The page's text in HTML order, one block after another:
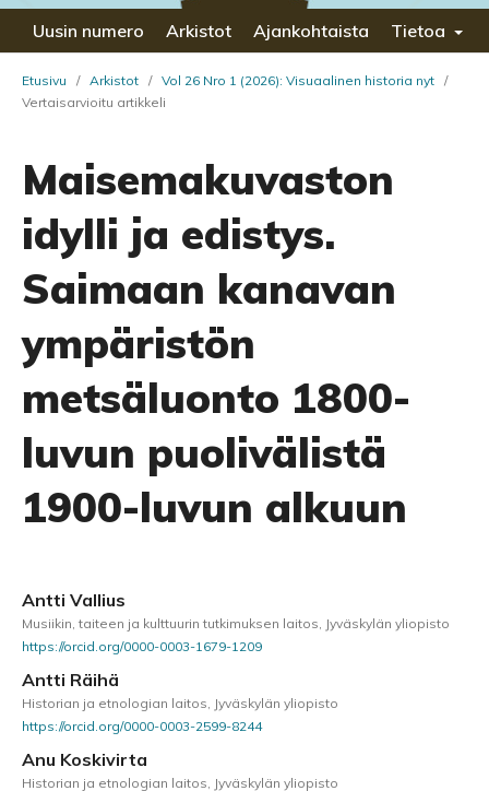
Uusin numero Arkistot Ajankohtaista Tietoa
Etusivu / Arkistot / Vol 26 Nro 1 (2026): Visuaalinen historia nyt /
Vertaisarvioitu artikkeli
Maisemakuvaston
idylli ja edistys.
Saimaan kanavan
ympäristön
metsäluonto 1800-
luvun puolivälistä
1900-luvun alkuun
Antti Vallius
Musiikin, taiteen ja kulttuurin tutkimuksen laitos, Jyväskylän yliopisto
https://orcid.org/0000-0003-1679-1209
Antti Räihä
Historian ja etnologian laitos, Jyväskylän yliopisto
https://orcid.org/0000-0003-2599-8244
Anu Koskivirta
Historian ja etnologian laitos, Jyväskylän yliopisto